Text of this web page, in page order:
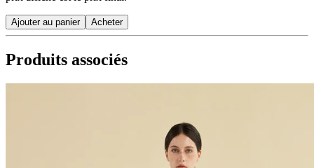
Ajouter au panier Acheter
Produits associés